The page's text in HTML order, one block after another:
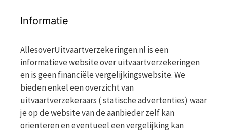
Informatie
AllesoverUitvaartverzekeringen.nl is een
informatieve website over uitvaartverzekeringen
en is geen financiële vergelijkingswebsite. We
bieden enkel een overzicht van
uitvaartverzekeraars ( statische advertenties) waar
je op de website van de aanbieder zelf kan
oriënteren en eventueel een vergelijking kan